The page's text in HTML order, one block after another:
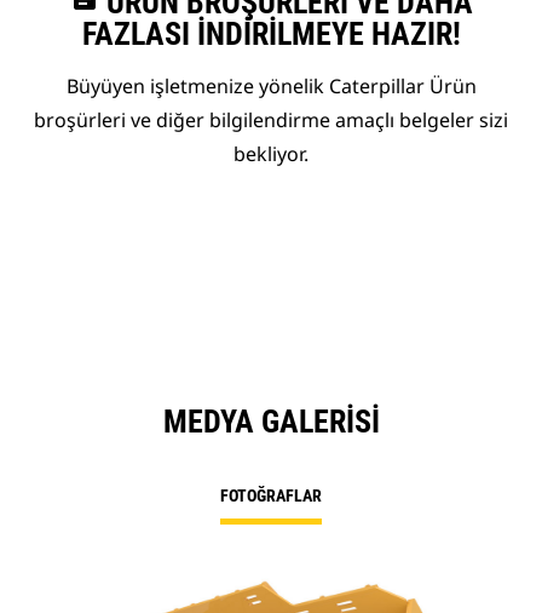
FAZLASI İNDIRILMEYE HAZIR!
Büyüyen işletmenize yönelik Caterpillar Ürün
broşürleri ve diğer bilgilendirme amaçlı belgeler sizi
bekliyor.
MEDYA GALERISI
FOTOĞRAFLAR